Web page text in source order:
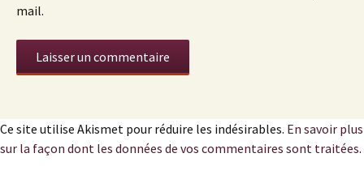
mail.
Ce site utilise Akismet pour réduire les indésirables. En savoir plus
sur la façon dont les données de vos commentaires sont traitées.